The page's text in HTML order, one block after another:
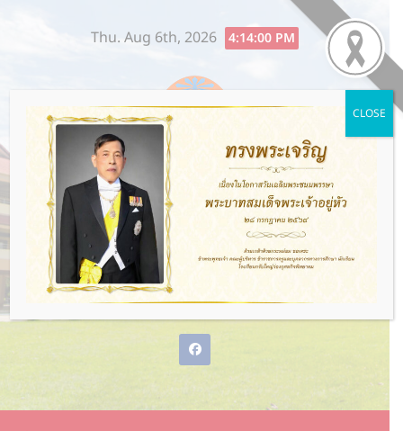
Thu. Aug 6th, 2026 4:14:00 PM
โรงเรียนกรับใหญ่ว่องกุศลกิจ
พิทยาคม
พ่อแม่ให้ชีวิต ว่องกุศลกิจให้อนาคต
CLOSE